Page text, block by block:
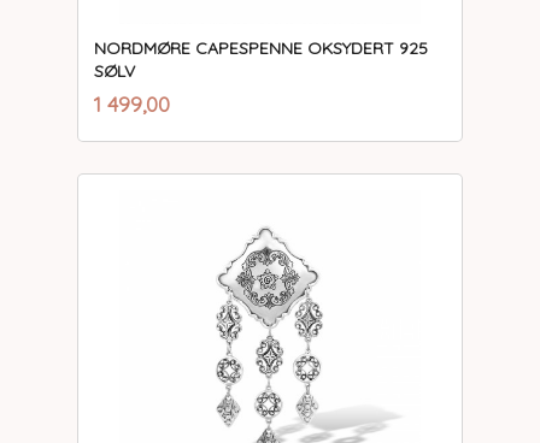
NORDMØRE CAPESPENNE OKSYDERT 925
SØLV
Pris
1 499,00mva.